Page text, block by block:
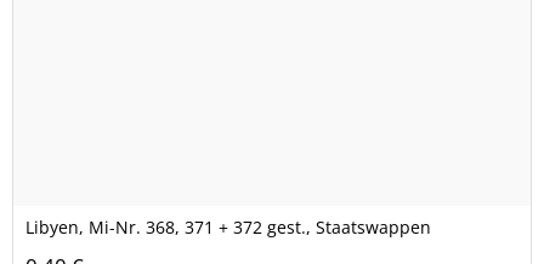
Libyen, Mi-Nr. 368, 371 + 372 gest., Staatswappen